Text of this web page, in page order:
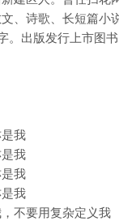
、诗歌、长短篇小
。出版发行上市图
我
我
我
我
不要用复杂定义我